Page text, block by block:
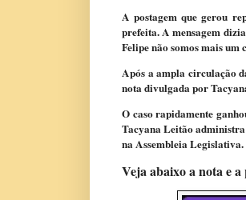
A postagem que gerou
prefeita. A mensagem
Felipe não somos mais
Após a ampla circulação
nota divulgada por
O caso rapidamente
Tacyana Leitão
na Assembleia Legislativa.
Veja abaixo a nota e